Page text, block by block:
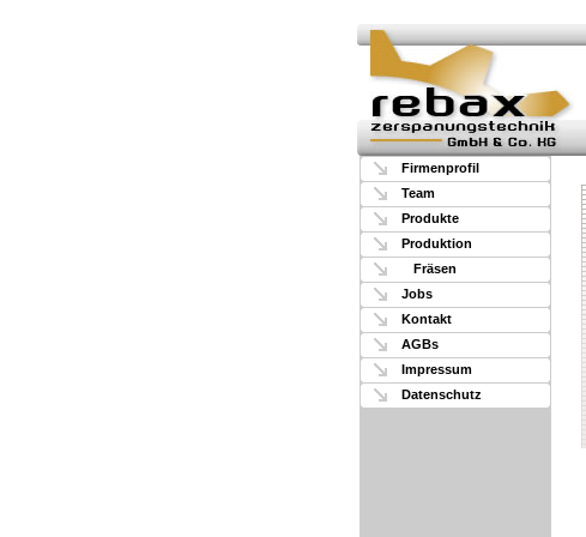
Firmenprofil
Team
Produkte
Produktion
Fräsen
Jobs
Kontakt
AGBs
Impressum
Datenschutz